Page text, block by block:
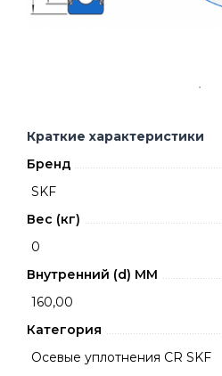
Краткие характеристики
Бренд
SKF
Вес (кг)
0
Внутренний (d) ММ
160,00
Категория
Осевые уплотнения CR SKF